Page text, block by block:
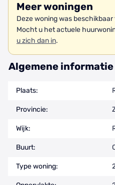
Meer woningen
Deze woning was beschikbaar
Mocht u het actuele
u zich dan in.
Algemene informatie
Plaats:
Provincie:
Wijk:
Buurt:
Type woning: